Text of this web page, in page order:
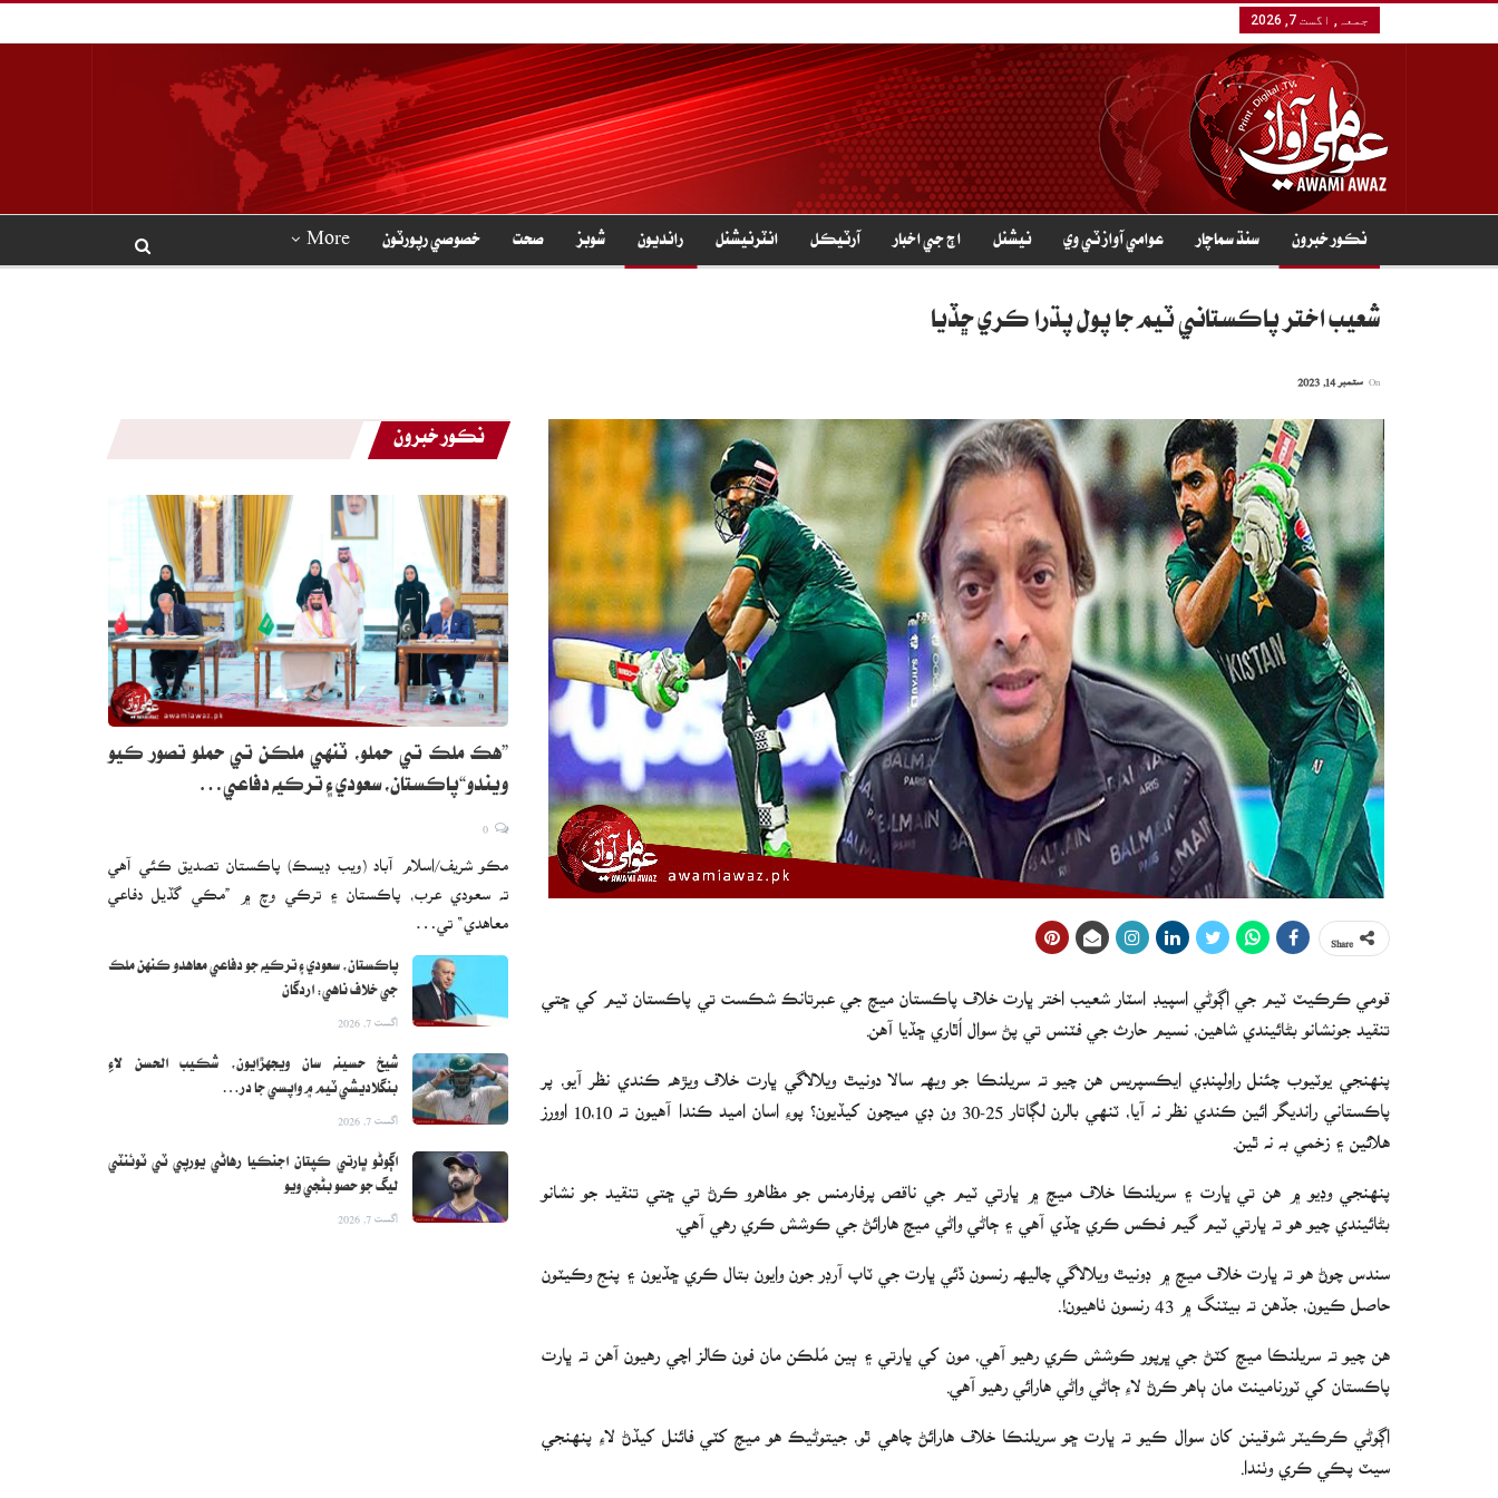
جمعہ, اگست 7, 2026
نڪور خبرون سنڌ سماچار عوامي آواز ٽي وي نيشنل اڄ جي اخبار آرٽيڪل انٽرنيشنل رانديون شوبز صحت خصوصي رپورٽون More
شعيب اختر پاڪستاني ٽيم جا پول پڌرا ڪري ڇڏيا
قومي ڪرڪيٽ ٽيم جي اڳوڻي اسپيڊ اسٽار شعيب اختر ڀارت خلاف پاڪستان ميچ جي عبرتانڪ شڪست تي پاڪستان ٽيم کي ڇتي
تنقيد جونشانو بڻائيندي شاهين، نسيم حارث جي فٽنس تي پڻ سوال اُٿاري ڇڏيا آهن.
پنهنجي يوٽيوب چئنل راولپنڊي ايڪسپريس هن چيو ته سريلنڪا جو ويهه سالا دونيٿ ويلالاگي ڀارت خلاف ويڙهه ڪندي نظر آيو، پر
پاڪستاني رانديگر ائين ڪندي نظر نه آيا، ٽنهي بالرن لڳاتار 25-30 ون ڊي ميچون کيڏيون؟ پوءِ اسان اميد ڪندا آهيون ته 10،10 اوورز
هلائين ۽ زخمي به نه ٿين.
پنهنجي وڊيو ۾ هن تي ڀارت ۽ سريلنڪا خلاف ميچ ۾ ڀارتي ٽيم جي ناقص پرفارمنس جو مظاهرو ڪرڻ تي ڇتي تنقيد جو نشانو
بڻائيندي چيو هو ته ڀارتي ٽيم گيم فڪس ڪري ڇڏي آهي ۽ ڄاڻي واڻي ميچ هارائڻ جي ڪوشش ڪري رهي آهي.
سندس چوڻ هو ته ڀارت خلاف ميچ ۾ ڊونيٿ ويلالاگي چاليهه رنسون ڏئي ڀارت جي ٽاپ آرڊر جون وايون بتال ڪري ڇڏيون ۽ پنج وڪيٽون
حاصل ڪيون، جڏهن ته بيٽنگ ۾ 43 رنسون ٺاهيون!.
هن چيو ته سريلنڪا ميچ کٽڻ جي ڀرپور ڪوشش ڪري رهيو آهي، مون کي ڀارتي ۽ ٻين مُلڪن مان فون ڪالز اچي رهيون آهن ته ڀارت
پاڪستان کي ٽورنامينٽ مان ٻاهر ڪرڻ لاءِ ڄاڻي واڻي هارائي رهيو آهي.
اڳوڻي ڪرڪيٽر شوقينن کان سوال ڪيو ته ڀارت ڇو سريلنڪا خلاف هارائڻ چاهي ٿو، جيتوڻيڪ هو ميچ کٽي فائنل کيڏڻ لاءِ پنهنجي
سيٽ پڪي ڪري وٺندا.
نڪور خبرون
”هڪ ملڪ تي حملو، ٽنهي ملڪن تي حملو تصور ڪيو
ويندو“پاڪستان، سعودي ۽ ترڪيه دفاعي…
مڪو شريف/اسلام آباد (ويب ڊيسڪ) پاڪستان تصديق ڪئي آهي
ته سعودي عرب، پاڪستان ۽ ترڪي وچ ۾ ”مڪي گڏيل دفاعي
معاهدي“ تي…
پاڪستان، سعودي ۽ ترڪيه جو دفاعي معاهدو ڪنهن ملڪ
جي خلاف ناهي: اردگان
اگست 7, 2026
شيخ حسينه سان ويجهڙايون، شڪيب الحسن لاءِ
بنگلاديشي ٽيم ۾ واپسي جا در…
اگست 7, 2026
اڳوڻو ڀارتي ڪپتان اجنڪيا رهاڻي يورپي ٽي ٽوئنٽي
ليگ جو حصو بڻجي ويو
اگست 7, 2026